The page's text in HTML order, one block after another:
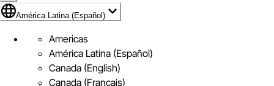
Bandera de América Latina (Español)
América Latina (Español)
Americas
América Latina (Español)
Canada (English)
Canada (Français)